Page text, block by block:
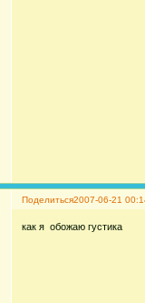
Поделиться2007-06-21
как я обожаю густика